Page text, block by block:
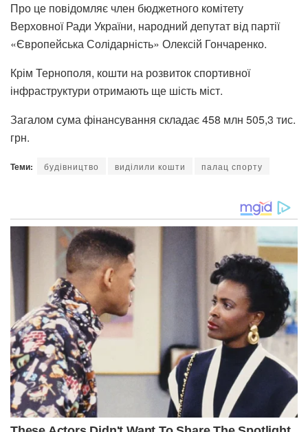
Про це повідомляє член бюджетного комітету
Верховної Ради України, народний депутат від партії
«Європейська Солідарність» Олексій Гончаренко.
Крім Тернополя, кошти на розвиток спортивної
інфраструктури отримають ще шість міст.
Загалом сума фінансування складає 458 млн 505,3 тис.
грн.
Теми: будівництво виділили кошти палац спорту